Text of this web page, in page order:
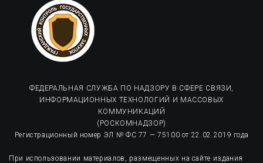
ФЕДЕРАЛЬНАЯ СЛУЖБА ПО НАДЗОРУ В СФЕРЕ СВЯЗИ,
ИНФОРМАЦИОННЫХ ТЕХНОЛОГИЙ И МАССОВЫХ
КОММУНИКАЦИЙ
(РОСКОМНАДЗОР)
Регистрационный номер ЭЛ № ФС 77 — 75100 от 22.02.2019 года
При использовании материалов, размещенных на сайте издания